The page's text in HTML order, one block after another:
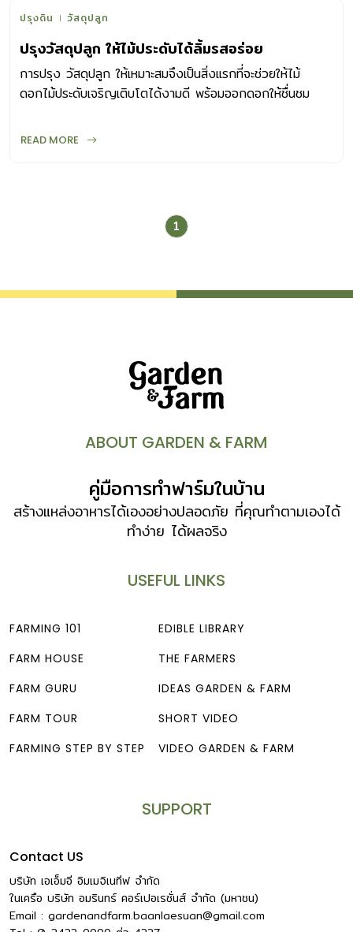
ปรุงดิน วัสดุปลูก
ปรุงวัสดุปลูก ให้ไม้ประดับได้ลิ้มรสอร่อย
การปรุง วัสดุปลูก ให้เหมาะสมจึงเป็นสิ่งแรกที่จะช่วยให้ไม้
ดอกไม้ประดับเจริญเติบโตได้งามดี พร้อมออกดอกให้ชื่นชม
READ MORE
1
ABOUT GARDEN & FARM
คู่มือการทำฟาร์มในบ้าน
สร้างแหล่งอาหารได้เองอย่างปลอดภัย ที่คุณทำตามเองได้
ทำง่าย ได้ผลจริง
USEFUL LINKS
FARMING 101
FARM HOUSE
FARM GURU
FARM TOUR
FARMING STEP BY STEP
EDIBLE LIBRARY
THE FARMERS
IDEAS GARDEN & FARM
SHORT VIDEO
VIDEO GARDEN & FARM
SUPPORT
Contact US
บริษัท เอเอ็มอี อิมเมจิเนทีฟ จำกัด
ในเครือ บริษัท อมรินทร์ คอร์เปอเรชั่นส์ จำกัด (มหาชน)
Email : gardenandfarm.baanlaesuan@gmail.com